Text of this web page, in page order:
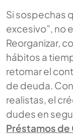
Si sospechas
excesivo”, no
Reorganizar,
hábitos a
retomar el
de deuda.
realistas, el
dudes en
Préstamos de